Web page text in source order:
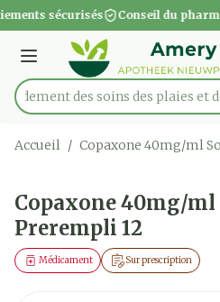
Aller au contenu
1 de 1
sécurisés Conseil du
Menu
Rechercherdes soins des plaies et
Accueil / Copaxone 40mg/ml
Copaxone 40mg/
Prerempli 12
Sur prescription
Médicament